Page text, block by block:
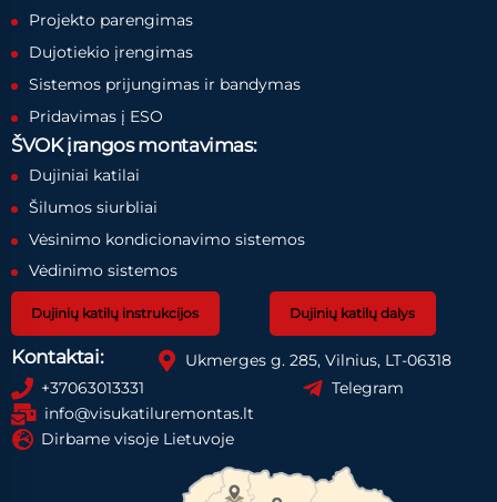
Projekto parengimas
Dujotiekio įrengimas
Sistemos prijungimas ir bandymas
Pridavimas į ESO
ŠVOK įrangos montavimas:
Dujiniai katilai
Šilumos siurbliai
Vėsinimo kondicionavimo sistemos
Vėdinimo sistemos
Dujinių katilų instrukcijos Dujinių katilų dalys
Kontaktai:
Ukmerges g. 285, Vilnius, LT-06318
+37063013331
Telegram
info@visukatiluremontas.lt
Dirbame visoje Lietuvoje